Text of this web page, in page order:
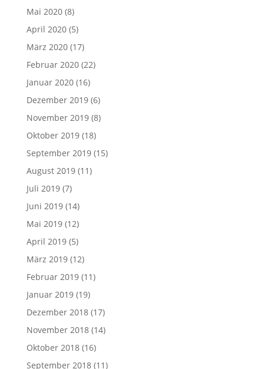
Mai 2020(8)
April 2020(5)
März 2020(17)
Februar 2020(22)
Januar 2020(16)
Dezember 2019(6)
November 2019(8)
Oktober 2019(18)
September 2019(15)
August 2019(11)
Juli 2019(7)
Juni 2019(14)
Mai 2019(12)
April 2019(5)
März 2019(12)
Februar 2019(11)
Januar 2019(19)
Dezember 2018(17)
November 2018(14)
Oktober 2018(16)
September 2018(11)